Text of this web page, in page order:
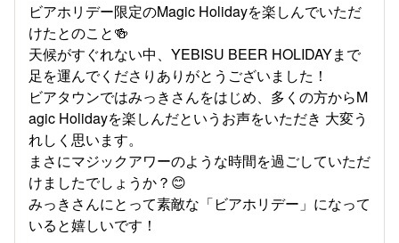
ビアホリデー限定のMagic Holidayを楽しんでいただ
けたとのこと🍻
天候がすぐれない中、YEBISU BEER HOLIDAYまで
足を運んでくださりありがとうございました！
ビアタウンではみっきさんをはじめ、多くの方からM
agic Holidayを楽しんだというお声をいただき 大変う
れしく思います。
まさにマジックアワーのような時間を過ごしていただ
けましたでしょうか？😊
みっきさんにとって素敵な「ビアホリデー」になって
いると嬉しいです！